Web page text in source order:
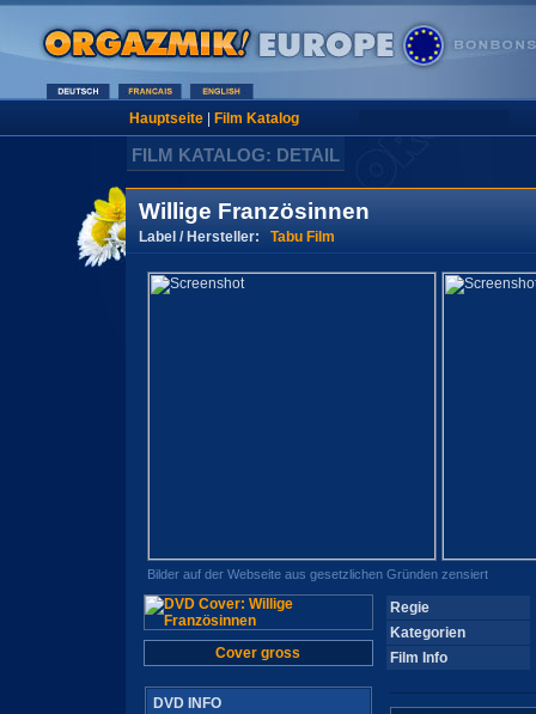
Hauptseite| Film Katalog
FILM KATALOG: DETAIL
Willige Französinnen
Label / Hersteller: Tabu Film
Bilder auf der Webseite aus gesetzlichen Gründen zensiert
Cover gross
DVD INFO
Regie
Kategorien
Film Info